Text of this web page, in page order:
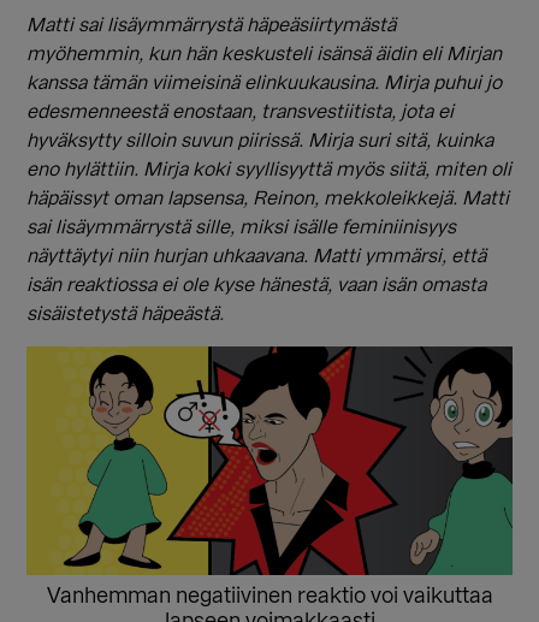
Matti sai lisäymmärrystä häpeäsiirtymästä
myöhemmin, kun hän keskusteli isänsä äidin eli Mirjan
kanssa tämän viimeisinä elinkuukausina. Mirja puhui jo
edesmenneestä enostaan, transvestiitista, jota ei
hyväksytty silloin suvun piirissä. Mirja suri sitä, kuinka
eno hylättiin. Mirja koki syyllisyyttä myös siitä, miten oli
häpäissyt oman lapsensa, Reinon, mekkoleikkejä. Matti
sai lisäymmärrystä sille, miksi isälle feminiinisyys
näyttäytyi niin hurjan uhkaavana. Matti ymmärsi, että
isän reaktiossa ei ole kyse hänestä, vaan isän omasta
sisäistetystä häpeästä.
Vanhemman negatiivinen reaktio voi vaikuttaa